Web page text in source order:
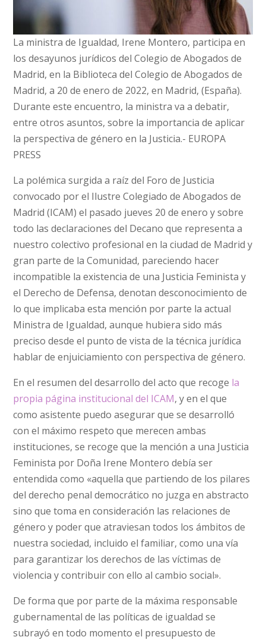
La ministra de Igualdad, Irene Montero, participa en
los desayunos jurídicos del Colegio de Abogados de
Madrid, en la Biblioteca del Colegio de Abogados de
Madrid, a 20 de enero de 2022, en Madrid, (España).
Durante este encuentro, la ministra va a debatir,
entre otros asuntos, sobre la importancia de aplicar
la perspectiva de género en la Justicia.- EUROPA
PRESS
La polémica surgida a raíz del Foro de Justicia
convocado por el Ilustre Colegiado de Abogados de
Madrid (ICAM) el pasado jueves 20 de enero y sobre
todo las declaraciones del Decano que representa a
nuestro colectivo profesional en la ciudad de Madrid y
gran parte de la Comunidad, pareciendo hacer
incompatible la existencia de una Justicia Feminista y
el Derecho de Defensa, denotan desconocimiento de
lo que implicaba esta mención por parte la actual
Ministra de Igualdad, aunque hubiera sido más
preciso desde el punto de vista de la técnica jurídica
hablar de enjuiciamiento con perspectiva de género.
En el resumen del desarrollo del acto que recoge la
propia página institucional del ICAM, y en el que
como asistente puedo asegurar que se desarrolló
con el máximo respeto que merecen ambas
instituciones, se recoge que la mención a una Justicia
Feminista por Doña Irene Montero debía ser
entendida como «aquella que partiendo de los pilares
del derecho penal democrático no juzga en abstracto
sino que toma en consideración las relaciones de
género y poder que atraviesan todos los ámbitos de
nuestra sociedad, incluido el familiar, como una vía
para garantizar los derechos de las víctimas de
violencia y contribuir con ello al cambio social».
De forma que por parte de la máxima responsable
gubernamental de las políticas de igualdad se
subrayó en todo momento el presupuesto de